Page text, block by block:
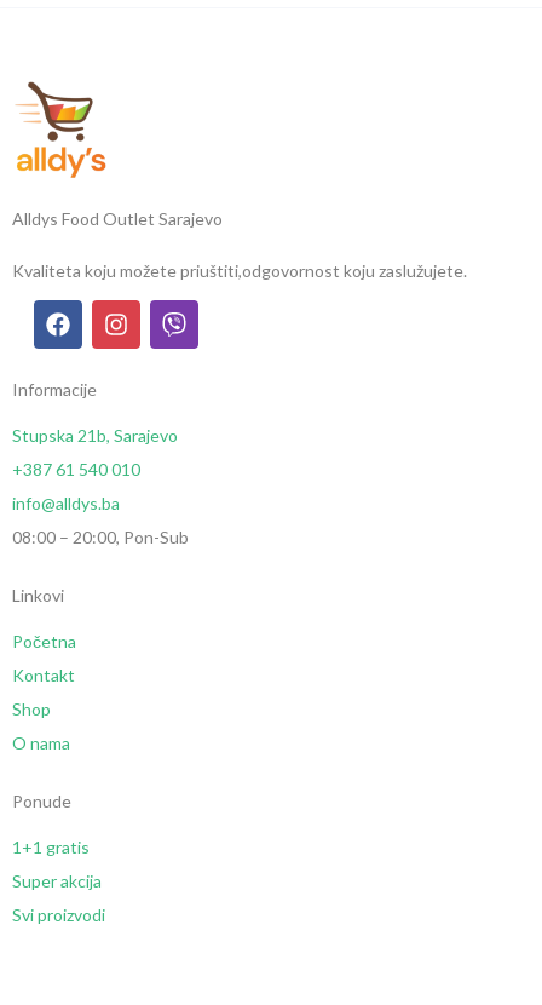
Alldys Food Outlet Sarajevo
Kvaliteta koju možete priuštiti,odgovornost koju zaslužujete.
Informacije
Stupska 21b, Sarajevo
+387 61 540 010
info@alldys.ba
08:00 – 20:00, Pon-Sub
Linkovi
Početna
Kontakt
Shop
O nama
Ponude
1+1 gratis
Super akcija
Svi proizvodi